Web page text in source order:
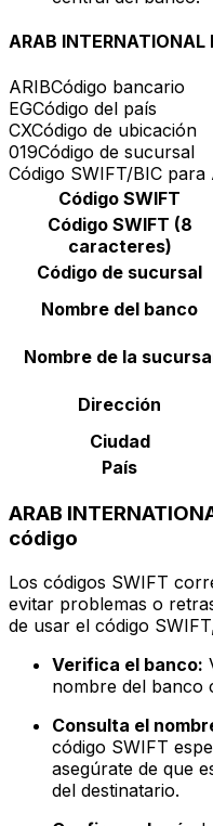
ARAB INTERNATIONAL
ARIBCódigo bancario
EGCódigo del país
CXCódigo de ubicación
019Código de sucursal
Código SWIFT/BIC
Código SWIFT
Código SWIFT (8
caracteres)
Código de sucursal
Nombre del banco
Nombre de la
Dirección
Ciudad
País
ARAB
código
Los códigos SWIFT
evitar problemas o
de usar el código
Verifica el banco:
nombre del banco
Consulta el
código SWIFT
asegúrate de que
del destinatario.